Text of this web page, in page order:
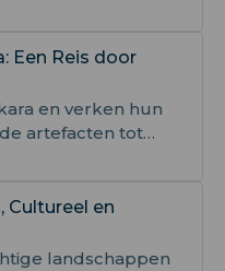
Een Reis door
en verken hun
artefacten tot
wat wils.
Cultureel en
landschappen